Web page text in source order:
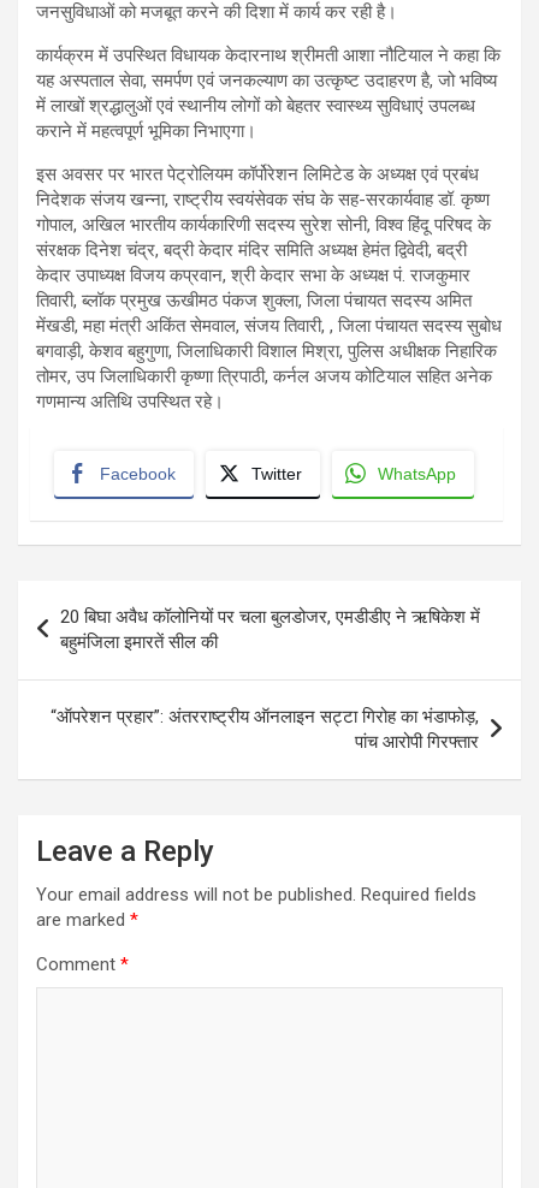
जनसुविधाओं को मजबूत करने की दिशा में कार्य कर रही है।
कार्यक्रम में उपस्थित विधायक केदारनाथ श्रीमती आशा नौटियाल ने कहा कि
यह अस्पताल सेवा, समर्पण एवं जनकल्याण का उत्कृष्ट उदाहरण है, जो भविष्य
में लाखों श्रद्धालुओं एवं स्थानीय लोगों को बेहतर स्वास्थ्य सुविधाएं उपलब्ध
कराने में महत्वपूर्ण भूमिका निभाएगा।
इस अवसर पर भारत पेट्रोलियम कॉर्पोरेशन लिमिटेड के अध्यक्ष एवं प्रबंध
निदेशक संजय खन्ना, राष्ट्रीय स्वयंसेवक संघ के सह-सरकार्यवाह डॉ. कृष्ण
गोपाल, अखिल भारतीय कार्यकारिणी सदस्य सुरेश सोनी, विश्व हिंदू परिषद के
संरक्षक दिनेश चंद्र, बद्री केदार मंदिर समिति अध्यक्ष हेमंत द्विवेदी, बद्री
केदार उपाध्यक्ष विजय कप्रवान, श्री केदार सभा के अध्यक्ष पं. राजकुमार
तिवारी, ब्लॉक प्रमुख ऊखीमठ पंकज शुक्ला, जिला पंचायत सदस्य अमित
मेंखडी, महा मंत्री अकिंत सेमवाल, संजय तिवारी, , जिला पंचायत सदस्य सुबोध
बगवाड़ी, केशव बहुगुणा, जिलाधिकारी विशाल मिश्रा, पुलिस अधीक्षक निहारिक
तोमर, उप जिलाधिकारी कृष्णा त्रिपाठी, कर्नल अजय कोटियाल सहित अनेक
गणमान्य अतिथि उपस्थित रहे।
Facebook Twitter WhatsApp
navigation
20 बिघा अवैध कॉलोनियों पर चला बुलडोजर, एमडीडीए ने ऋषिकेश में
बहुमंजिला इमारतें सील की
“ऑपरेशन प्रहार”: अंतरराष्ट्रीय ऑनलाइन सट्टा गिरोह का भंडाफोड़,
पांच आरोपी गिरफ्तार
Leave a Reply
Your email address will not be published. Required fields
are marked *
Comment *